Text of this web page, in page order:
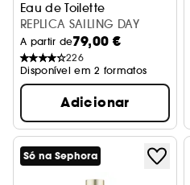
Eau de Toilette
REPLICA SAILING DAY
A partir de79,00 €
226
Disponível em 2 formatos
Adicionar
Só na Sephora